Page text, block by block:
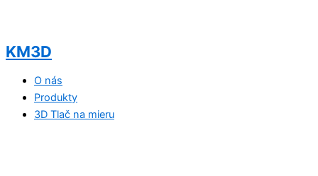
KM3D
O nás
Produkty
3D Tlač na mieru